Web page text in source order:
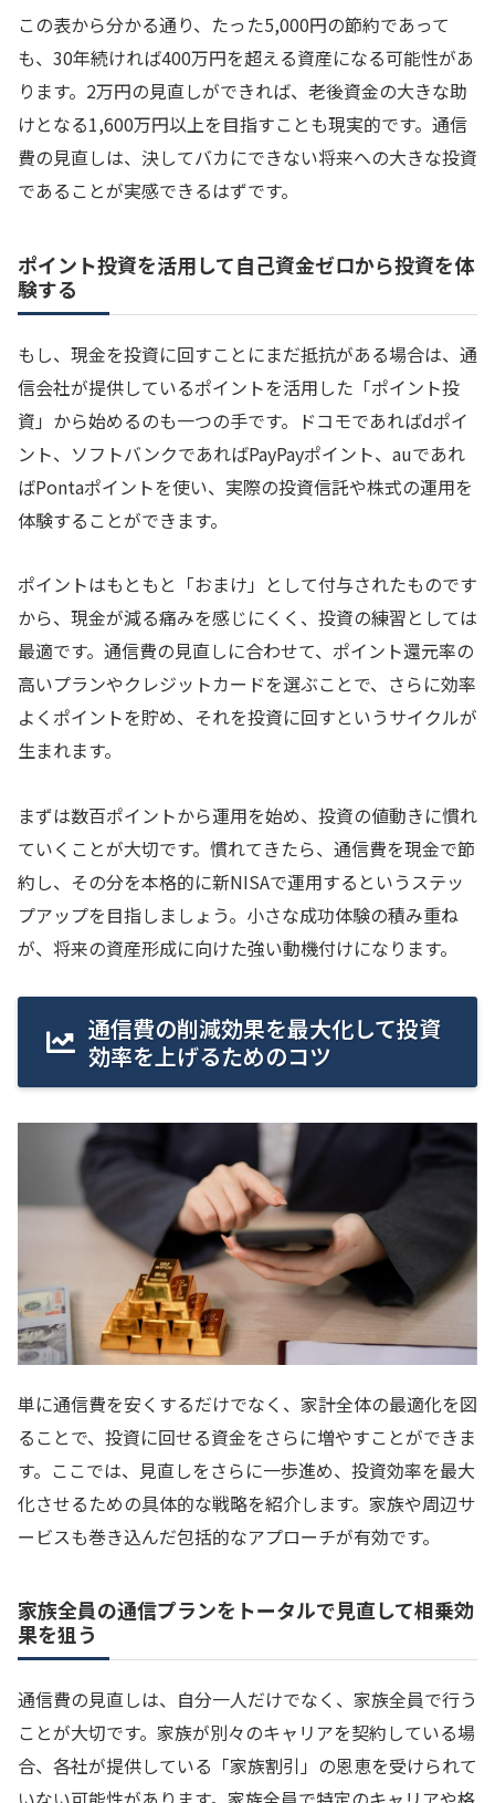
この表から分かる通り、たった5,000円の節約であって
も、30年続ければ400万円を超える資産になる可能性があ
ります。2万円の見直しができれば、老後資金の大きな助
けとなる1,600万円以上を目指すことも現実的です。通信
費の見直しは、決してバカにできない将来への大きな投資
であることが実感できるはずです。
ポイント投資を活用して自己資金ゼロから投資を体
験する
もし、現金を投資に回すことにまだ抵抗がある場合は、通
信会社が提供しているポイントを活用した「ポイント投
資」から始めるのも一つの手です。ドコモであればdポイ
ント、ソフトバンクであればPayPayポイント、auであれ
ばPontaポイントを使い、実際の投資信託や株式の運用を
体験することができます。
ポイントはもともと「おまけ」として付与されたものです
から、現金が減る痛みを感じにくく、投資の練習としては
最適です。通信費の見直しに合わせて、ポイント還元率の
高いプランやクレジットカードを選ぶことで、さらに効率
よくポイントを貯め、それを投資に回すというサイクルが
生まれます。
まずは数百ポイントから運用を始め、投資の値動きに慣れ
ていくことが大切です。慣れてきたら、通信費を現金で節
約し、その分を本格的に新NISAで運用するというステッ
プアップを目指しましょう。小さな成功体験の積み重ね
が、将来の資産形成に向けた強い動機付けになります。
通信費の削減効果を最大化して投資
効率を上げるためのコツ
単に通信費を安くするだけでなく、家計全体の最適化を図
ることで、投資に回せる資金をさらに増やすことができま
す。ここでは、見直しをさらに一歩進め、投資効率を最大
化させるための具体的な戦略を紹介します。家族や周辺サ
ービスも巻き込んだ包括的なアプローチが有効です。
家族全員の通信プランをトータルで見直して相乗効
果を狙う
通信費の見直しは、自分一人だけでなく、家族全員で行う
ことが大切です。家族が別々のキャリアを契約している場
合、各社が提供している「家族割引」の恩恵を受けられて